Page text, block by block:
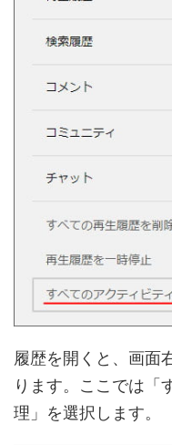
履歴を開くと、画面
ります。ここでは「
理」を選択します。